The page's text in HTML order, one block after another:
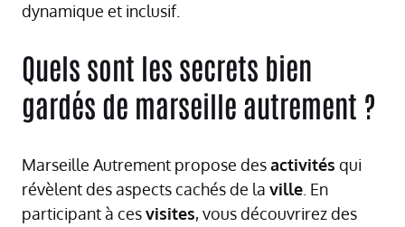
dynamique et inclusif.
Quels sont les secrets bien
gardés de marseille autrement ?
Marseille Autrement propose desactivités qui
révèlent des aspects cachés de la ville . En
participant à cesvisites, vous découvrirez des